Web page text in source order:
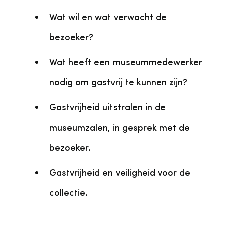
Wat wil en wat verwacht de
bezoeker?
Wat heeft een museummedewerker
nodig om gastvrij te kunnen zijn?
Gastvrijheid uitstralen in de
museumzalen, in gesprek met de
bezoeker.
Gastvrijheid en veiligheid voor de
collectie.